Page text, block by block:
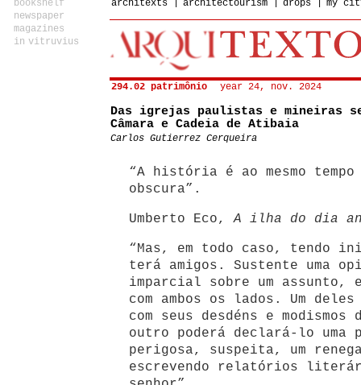
bookshelf
newspaper
magazines
in vitruvius
architexts
architectourism drops my
294.02 patrimônio year 24, nov. 2024
Das igrejas paulistas e mineiras
Câmara e Cadeia de Atibaia
Carlos Gutierrez Cerqueira
“A história é ao mesmo
obscura”.
Umberto Eco,A ilha do dia
“Mas, em todo caso, tendo
terá amigos. Sustente uma
imparcial sobre um
com ambos os lados. Um
com seus desdéns e modismos
outro poderá declará-lo uma
perigosa, suspeita, um
escrevendo relatórios